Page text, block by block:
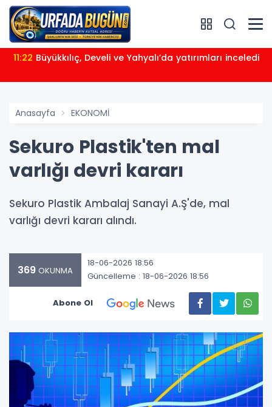
11:22 Büyükkılıç, Develi ve Yahyalı’da yatırımları inceledi
Anasayfa EKONOMİ
Sekuro Plastik'ten mal
varlığı devri kararı
Sekuro Plastik Ambalaj Sanayi A.Ş'de, mal
varlığı devri kararı alındı.
369 OKUNMA
18-06-2026 18:56
Güncelleme : 18-06-2026 18:56
Abone Ol